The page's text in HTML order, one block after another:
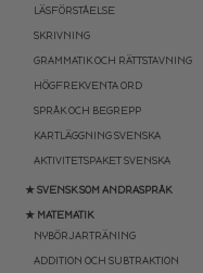
LÄSFÖRSTÅELSE
SKRIVNING
GRAMMATIK OCH RÄTTSTAVNING
HÖGFREKVENTA ORD
SPRÅK OCH BEGREPP
KARTLÄGGNING SVENSKA
AKTIVITETSPAKET SVENSKA
★ SVENSK SOM ANDRASPRÅK
★ MATEMATIK
NYBÖRJARTRÄNING
ADDITION OCH SUBTRAKTION